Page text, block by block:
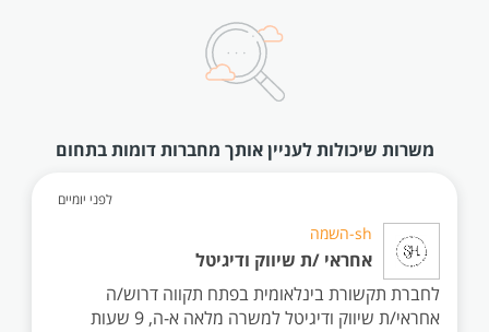
משרות שיכולות לעניין אותך מחברות דומות בתחום
לפני יומיים
sh-השמה
אחראי /ת שיווק ודיגיטל
לחברת תקשורת בינלאומית בפתח תקווה דרוש/ה
אחראי/ת שיווק ודיגיטל למשרה מלאה א-ה, 9 שעות